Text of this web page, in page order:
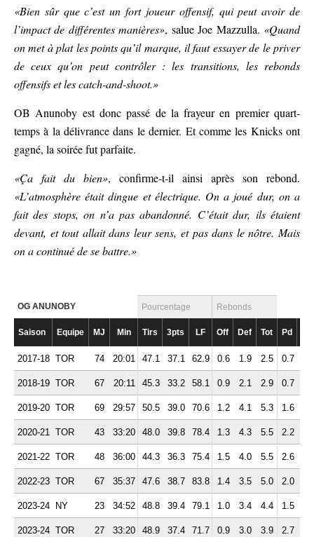
«Bien sûr que c’est un fort joueur offensif, qui peut avoir de
l’impact de différentes manières», salue Joe Mazzulla. «Quand
on met à plat les points qu’il marque, il faut essayer de le priver
de ceux qu’on peut contrôler : les transitions, les rebonds
offensifs et les catch-and-shoot.»
OB Anunoby est donc passé de la frayeur en premier quart-
temps à la délivrance dans le dernier. Et comme les Knicks ont
gagné, la soirée fut parfaite.
«Ça fait du bien», confirme-t-il ainsi après son rebond.
«L’atmosphère était dingue et électrique. On a joué dur, on a
fait des stops, on n’a pas abandonné. C’était dur, ils étaient
devant, et tout allait dans leur sens, et pas dans le nôtre. Mais
on a continué de se battre.»
OG ANUNOBY Pourcentage Rebonds
Saison Equipe MJ Min Tirs 3pts LF Off Def Tot Pd
2017-18 TOR 74 20:01 47.1 37.1 62.9 0.6 1.9 2.5 0.7
2018-19 TOR 67 20:11 45.3 33.2 58.1 0.9 2.1 2.9 0.7
2019-20 TOR 69 29:57 50.5 39.0 70.6 1.2 4.1 5.3 1.6
2020-21 TOR 43 33:20 48.0 39.8 78.4 1.3 4.3 5.5 2.2
2021-22 TOR 48 36:00 44.3 36.3 75.4 1.5 4.0 5.5 2.6
2022-23 TOR 67 35:37 47.6 38.7 83.8 1.4 3.5 5.0 2.0
2023-24 NY 23 34:52 48.8 39.4 79.1 1.0 3.4 4.4 1.5
2023-24 TOR 27 33:20 48.9 37.4 71.7 0.9 3.0 3.9 2.7